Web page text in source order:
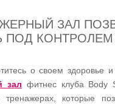
ЗАЛ
ПОД КОНТРОЛЕМ
о своем здоровье
зал фитнес клуба Body
тренажерах, которые